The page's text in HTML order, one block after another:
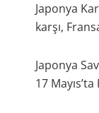
Japonya
karşı,
Japonya
17